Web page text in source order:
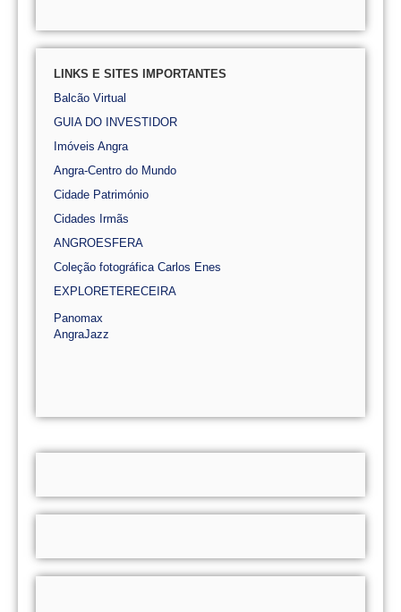
LINKS E SITES IMPORTANTES
Balcão Virtual
GUIA DO INVESTIDOR
Imóveis Angra
Angra-Centro do Mundo
Cidade Património
Cidades Irmãs
ANGROESFERA
Coleção fotográfica Carlos Enes
EXPLORETERECEIRA
Panomax
AngraJazz